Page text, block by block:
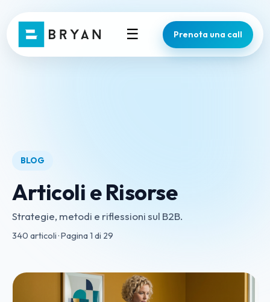
☰ Prenota una call
BLOG
Articoli e Risorse
Strategie, metodi e riflessioni sul B2B.
340 articoli · Pagina1 di 29